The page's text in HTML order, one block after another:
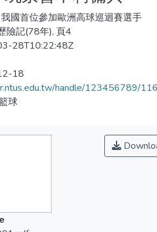
國首位參加歐洲高球巡迴賽選手
險記(78年), 頁4
28T10:22:48Z
18
handle/123456789/
球